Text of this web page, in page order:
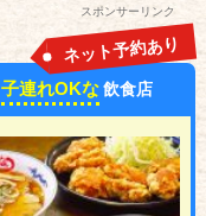
スポンサーリンク
子連れOKな 飲食店
ネット予約あり